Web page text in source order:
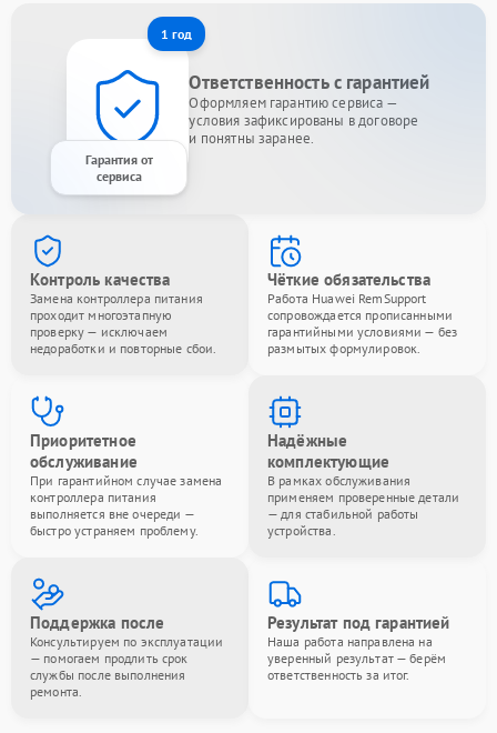
1 год
Гарантия от
сервиса
Ответственность с гарантией
Оформляем гарантию сервиса —
условия зафиксированы в договоре
и понятны заранее.
Контроль качества
Замена контроллера питания
проходит многоэтапную
проверку — исключаем
недоработки и повторные сбои.
Чёткие обязательства
Работа Huawei RemSupport
сопровождается прописанными
гарантийными условиями — без
размытых формулировок.
Приоритетное
обслуживание
При гарантийном случае замена
контроллера питания
выполняется вне очереди —
быстро устраняем проблему.
Надёжные
комплектующие
В рамках обслуживания
применяем проверенные детали
— для стабильной работы
устройства.
Поддержка после
Консультируем по эксплуатации
— помогаем продлить срок
службы после выполнения
ремонта.
Результат под гарантией
Наша работа направлена на
уверенный результат — берём
ответственность за итог.